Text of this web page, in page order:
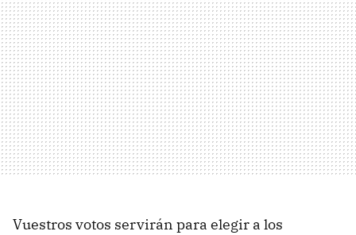
Vuestros votos servirán para elegir a los